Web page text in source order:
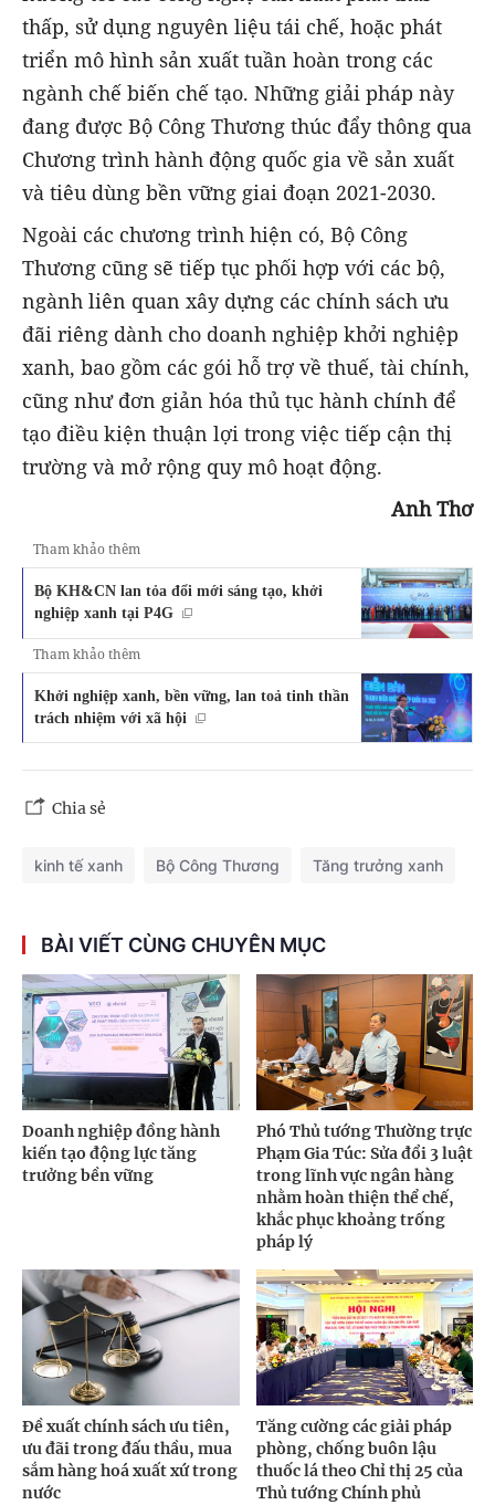
thấp, sử dụng nguyên liệu tái chế, hoặc phát
triển mô hình sản xuất tuần hoàn trong các
ngành chế biến chế tạo. Những giải pháp này
đang được Bộ Công Thương thúc đẩy thông qua
Chương trình hành động quốc gia về sản xuất
và tiêu dùng bền vững giai đoạn 2021-2030.
Ngoài các chương trình hiện có, Bộ Công
Thương cũng sẽ tiếp tục phối hợp với các bộ,
ngành liên quan xây dựng các chính sách ưu
đãi riêng dành cho doanh nghiệp khởi nghiệp
xanh, bao gồm các gói hỗ trợ về thuế, tài chính,
cũng như đơn giản hóa thủ tục hành chính để
tạo điều kiện thuận lợi trong việc tiếp cận thị
trường và mở rộng quy mô hoạt động.
Anh Thơ
Tham khảo thêm
Bộ KH&CN lan tỏa đổi mới sáng tạo, khởi
nghiệp xanh tại P4G
Tham khảo thêm
Khởi nghiệp xanh, bền vững, lan toả tinh thần
trách nhiệm với xã hội
Chia sẻ
kinh tế xanh Bộ Công Thương Tăng trưởng xanh
BÀI VIẾT CÙNG CHUYÊN MỤC
Doanh nghiệp đồng hành
kiến tạo động lực tăng
trưởng bền vững
Phó Thủ tướng Thường trực
Phạm Gia Túc: Sửa đổi 3 luật
trong lĩnh vực ngân hàng
nhằm hoàn thiện thể chế,
khắc phục khoảng trống
pháp lý
Đề xuất chính sách ưu tiên,
ưu đãi trong đấu thầu, mua
sắm hàng hoá xuất xứ trong
nước
Tăng cường các giải pháp
phòng, chống buôn lậu
thuốc lá theo Chỉ thị 25 của
Thủ tướng Chính phủ